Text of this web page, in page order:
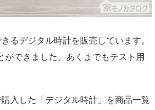
るデジタル時計を販売しています。
できました。あくまでもテスト用
入した「デジタル時計」を商品一覧